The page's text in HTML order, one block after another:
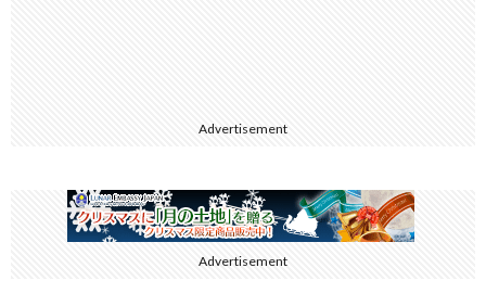
Advertisement
Advertisement